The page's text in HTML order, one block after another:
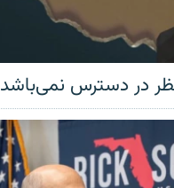
در دسترس نمی‌باشد